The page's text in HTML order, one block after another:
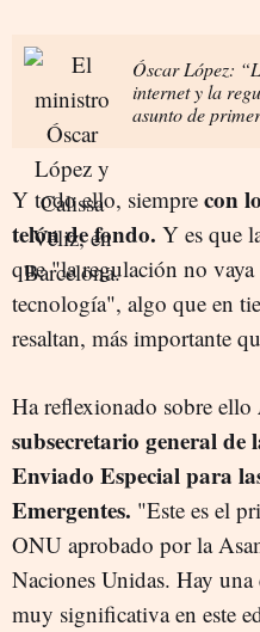
Óscar López:
internet y la
asunto de
Y todo ello, siempre con
telón de fondo. Y es que
que "la regulación no vaya
tecnología", algo que en
resaltan, más importante
Ha reflexionado sobre ello
subsecretario general de
Enviado Especial para
Emergentes. "Este es el
ONU aprobado por la
Naciones Unidas. Hay
muy significativa en este